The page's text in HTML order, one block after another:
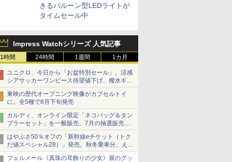
きるバルーン型LEDライトが
タイムセール中
Impress Watchシリーズ 人気記事
1時間 24時間 1週間 1カ月
ユニクロ、今日から「お盆特別セール」。涼感
シアサッカーワンピース待望値下げ、撥水ギア
ショーツは1990円に
東映の歴代オープニング映像がカプセルトイ
に。全5種で8月下旬発売
カルディ、オンライン限定「ネコバッグ＆タン
ブラーセット」を一般販売。7月の抽選販売の
当選無効分
はやぶさ50％オフの「新幹線eチケット（トク
だ値スペシャル28）」発売。秋冬乗車分、えき
ねっと限定
フェルメール《真珠の耳飾りの少女》展のグッ